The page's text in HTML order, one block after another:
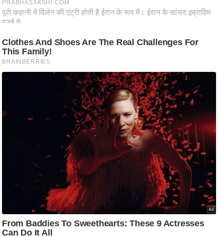
म
यि
मा
तृ
भू
ई
.